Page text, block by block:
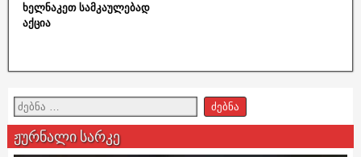
ხელნაკეთ სამკაულებად
აქცია
ჟურნალი სარკე